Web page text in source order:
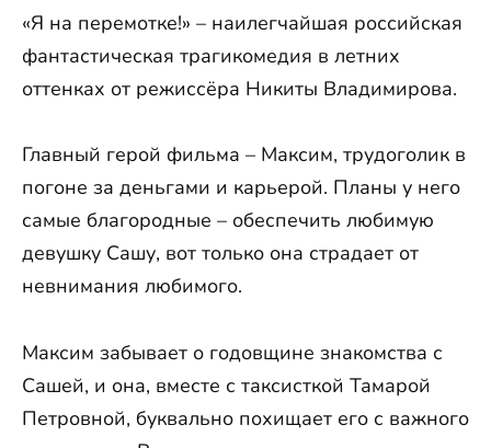
«Я на перемотке!» – наилегчайшая российская
фантастическая трагикомедия в летних
оттенках от режиссёра Никиты Владимирова.
Главный герой фильма – Максим, трудоголик в
погоне за деньгами и карьерой. Планы у него
самые благородные – обеспечить любимую
девушку Сашу, вот только она страдает от
невнимания любимого.
Максим забывает о годовщине знакомства с
Сашей, и она, вместе с таксисткой Тамарой
Петровной, буквально похищает его с важного